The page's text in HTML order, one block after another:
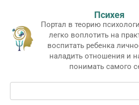
контенту
Психея
Портал в теорию
легко воплотить на
воспитать ребенка
наладить отношения и
понимать самого
Поиск: